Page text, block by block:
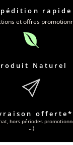
rapide
et offres
Naturel
offerte*
hors périodes
…)